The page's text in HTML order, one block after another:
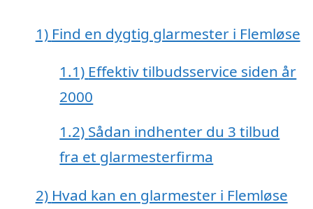
1) Find en dygtig glarmester i Flemløse
1.1) Effektiv tilbudsservice siden år
2000
1.2) Sådan indhenter du 3 tilbud
fra et glarmesterfirma
2) Hvad kan en glarmester i Flemløse